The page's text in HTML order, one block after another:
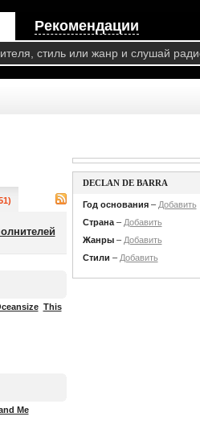
Рекомендации
This
Me
DECLAN DE BARRA
Год основания– Добавить
Страна– Добавить
Жанры– Добавить
Стили – Добавить